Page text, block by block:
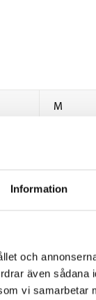
Information
och
även sådana
vi
M